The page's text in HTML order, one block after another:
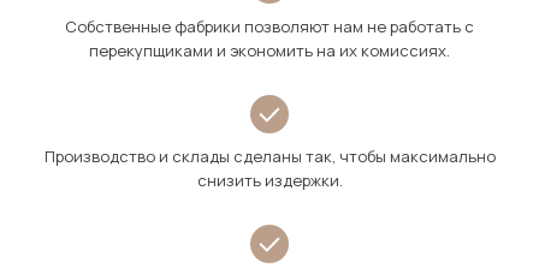
Собственные фабрики позволяют нам не работать с
перекупщиками и экономить на их комиссиях.
Производство и склады сделаны так, чтобы максимально
снизить издержки.